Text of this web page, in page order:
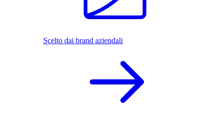
Scelto dai brand aziendali